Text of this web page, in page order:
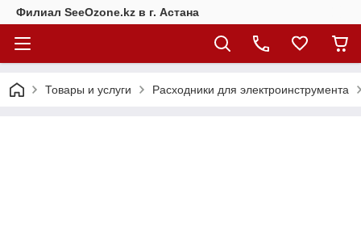
Филиал SeeOzone.kz в г. Астана
Товары и услуги Расходники для электроинструмента